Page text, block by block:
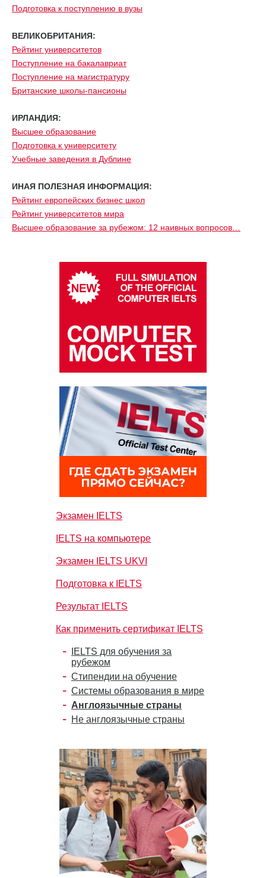
Подготовка к поступлению в вузы
ВЕЛИКОБРИТАНИЯ:
Рейтинг университетов
Поступление на бакалавриат
Поступление на магистратуру
Британские школы-пансионы
ИРЛАНДИЯ:
Высшее образование
Подготовка к университету
Учебные заведения в Дублине
ИНАЯ ПОЛЕЗНАЯ ИНФОРМАЦИЯ:
Рейтинг европейских бизнес школ
Рейтинг университетов мира
Высшее образование за рубежом: 12 наивных вопросов…
Экзамен IELTS
IELTS на компьютере
Экзамен IELTS UKVI
Подготовка к IELTS
Результат IELTS
Как применить сертификат IELTS
IELTS для обучения за
рубежом
Стипендии на обучение
Системы образования в мире
Англоязычные страны
Не англоязычные страны